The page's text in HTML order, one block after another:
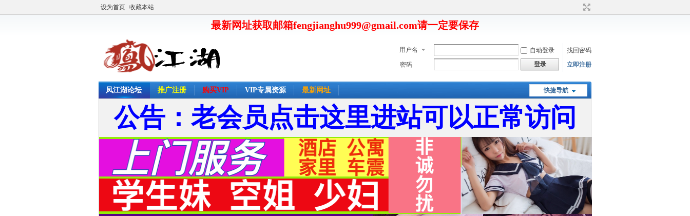
设为首页 收藏本站
最新网址获取邮箱fengjianghu999@gmail.com请一定要保存
用户名 自动登录
找回密码
密码
登录 立即注册
快捷导航
凤江湖论坛 推广注册 购买VIP VIP专属资源 最新网址
公告：老会员点击这里进站可以正常访问